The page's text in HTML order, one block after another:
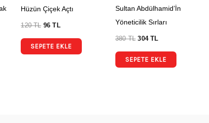
Hüzün Çiçek Açtı
120TL 96TL
SEPETE EKLE
Sultan Abdülhamid’İn
Yöneticilik Sırları
380TL 304TL
SEPETE EKLE